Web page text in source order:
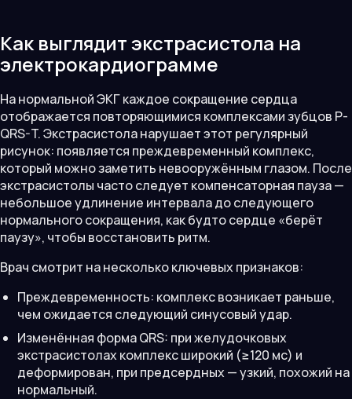
Как выглядит экстрасистола на
электрокардиограмме
На нормальной ЭКГ каждое сокращение сердца
отображается повторяющимися комплексами зубцов P-
QRS-T. Экстрасистола нарушает этот регулярный
рисунок: появляется преждевременный комплекс,
который можно заметить невооружённым глазом. После
экстрасистолы часто следует компенсаторная пауза —
небольшое удлинение интервала до следующего
нормального сокращения, как будто сердце «берёт
паузу», чтобы восстановить ритм.
Врач смотрит на несколько ключевых признаков:
Преждевременность: комплекс возникает раньше,
чем ожидается следующий синусовый удар.
Изменённая форма QRS: при желудочковых
экстрасистолах комплекс широкий (≥120 мс) и
деформирован, при предсердных — узкий, похожий на
нормальный.